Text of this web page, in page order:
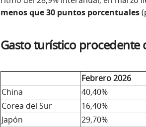
menos que 30 puntos porcentuales
Gasto turístico procedente
Febrero 2026
China
40,40%
Corea del Sur
16,40%
Japón
29,70%